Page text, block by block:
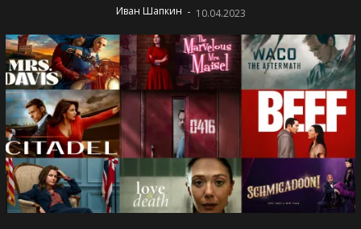
Иван Шапкин - 10.04.2023